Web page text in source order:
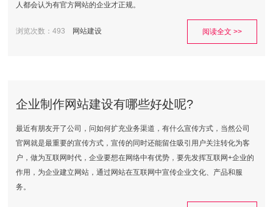
人都会认为有官方网站的企业才正规。
阅读全文 >>
浏览次数：493 网站建设
企业制作网站建设有哪些好处呢?
最近有朋友开了公司，问如何扩充业务渠道，有什么宣传方式，当然公司
官网就是最重要的宣传方式，宣传的同时还能留住吸引用户关注转化为客
户，做为互联网时代，企业要想在网络中有优势，要先发挥互联网+企业的
作用，为企业建立网站，通过网站在互联网中宣传企业文化、产品和服
务。